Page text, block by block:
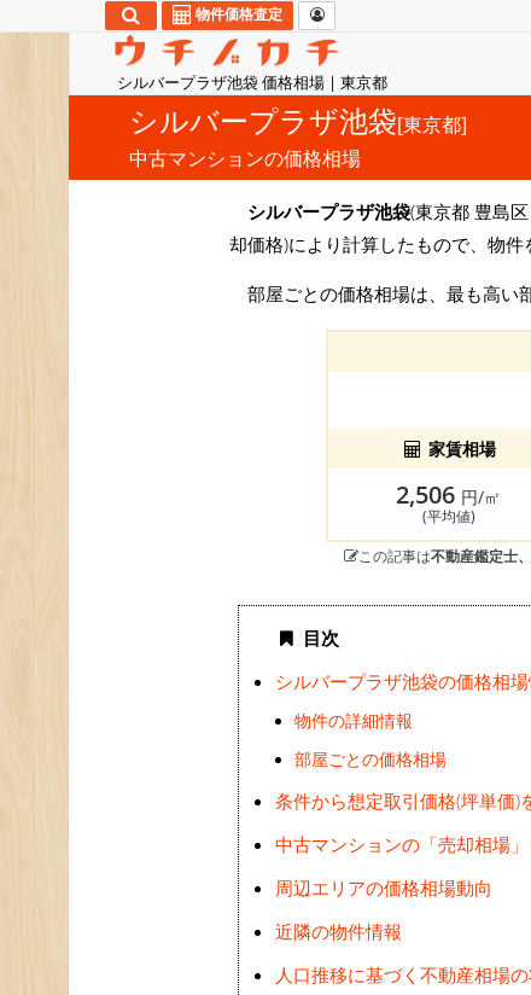
シルバープラザ池袋 価格相場 | 東京都
物件価格査定
シルバープラザ池袋[東京都]
中古マンションの価格相場
シルバープラザ池袋(東京都 豊島
却価格)により計算したもので、物件
部屋ごとの価格相場は、最も高い
家賃相場
2,506 円/㎡
(平均値)
この記事は不動産鑑定士
目次
シルバープラザ池袋の価格相
物件の詳細情報
部屋ごとの価格相場
条件から想定取引価格(坪単価)
中古マンションの「売却相場
周辺エリアの価格相場動向
近隣の物件情報
人口推移に基づく不動産相場